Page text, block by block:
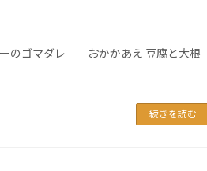
ゴマダレ おかかあえ 豆腐と大根
続きを読む